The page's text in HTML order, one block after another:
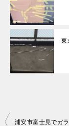
東
投